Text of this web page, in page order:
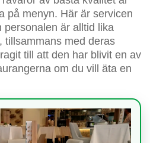
på menyn. Här är servicen
personalen är alltid lika
tillsammans med deras
till att den har blivit en av
om du vill äta en